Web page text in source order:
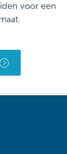
voor een